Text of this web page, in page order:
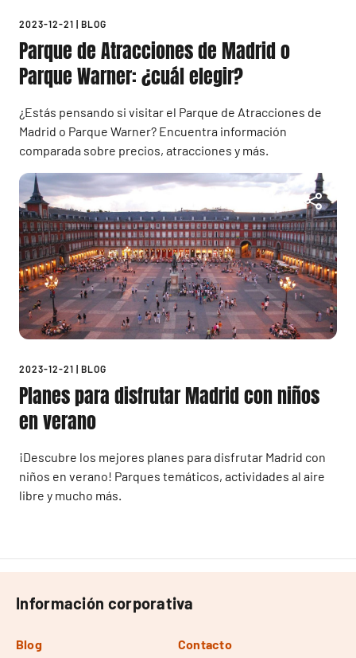
2023-12-21 | BLOG
Parque de Atracciones de Madrid o
Parque Warner: ¿cuál elegir?
¿Estás pensando si visitar el Parque de Atracciones de
Madrid o Parque Warner? Encuentra información
comparada sobre precios, atracciones y más.
2023-12-21 | BLOG
Planes para disfrutar Madrid con niños
en verano
¡Descubre los mejores planes para disfrutar Madrid con
niños en verano! Parques temáticos, actividades al aire
libre y mucho más.
Información corporativa
Blog Contacto